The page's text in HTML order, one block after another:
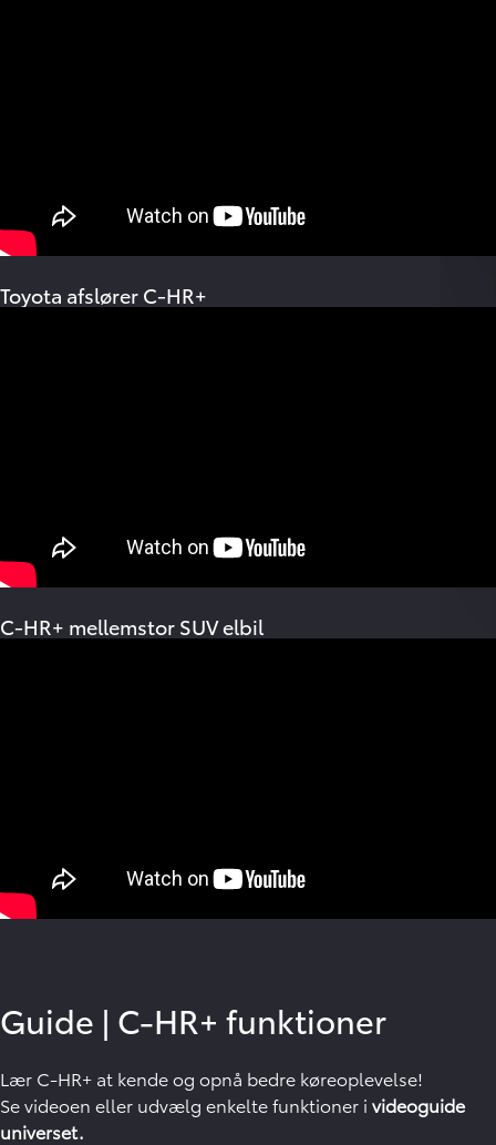
Toyota afslører C-HR+
C-HR+ mellemstor SUV elbil
Guide | C-HR+ funktioner
Lær C-HR+ at kende og opnå bedre køreoplevelse!
Se videoen eller udvælg enkelte funktioner i videoguide
universet.